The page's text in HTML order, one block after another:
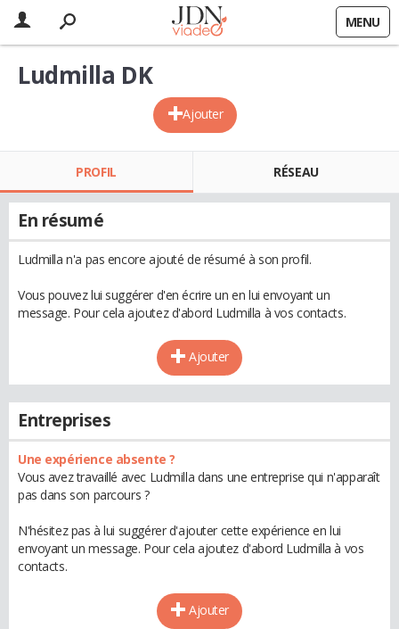
MENU
Ajouter
Ludmilla DK
PROFIL RÉSEAU
En résumé
Ludmilla n'a pas encore ajouté de résumé à son profil.
Vous pouvez lui suggérer d'en écrire un en lui envoyant un
message. Pour cela ajoutez d'abord Ludmilla à vos contacts.
Ajouter
Entreprises
Une expérience absente ?
Vous avez travaillé avec Ludmilla dans une entreprise qui n'apparaît
pas dans son parcours ?
N'hésitez pas à lui suggérer d'ajouter cette expérience en lui
envoyant un message. Pour cela ajoutez d'abord Ludmilla à vos
contacts.
Ajouter